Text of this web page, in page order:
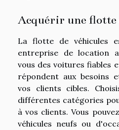
Acquérir une flotte
La flotte de véhicules
entreprise de location
vous des voitures fiables
répondent aux besoins
vos clients cibles.
différentes catégories
à vos clients. Vous
véhicules neufs ou